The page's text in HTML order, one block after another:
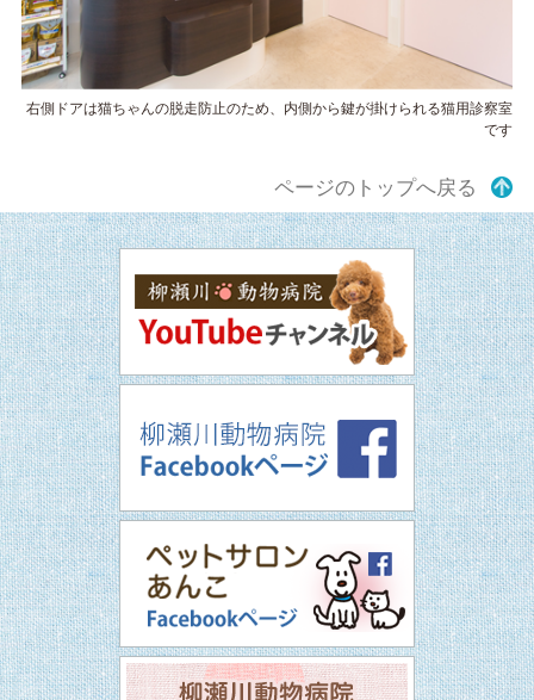
右側ドアは猫ちゃんの脱走防止のため、内側から鍵が掛けられる猫用診察室
です
ページのトップへ戻る